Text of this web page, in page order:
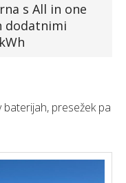
s All in one
dodatnimi
presežek pa